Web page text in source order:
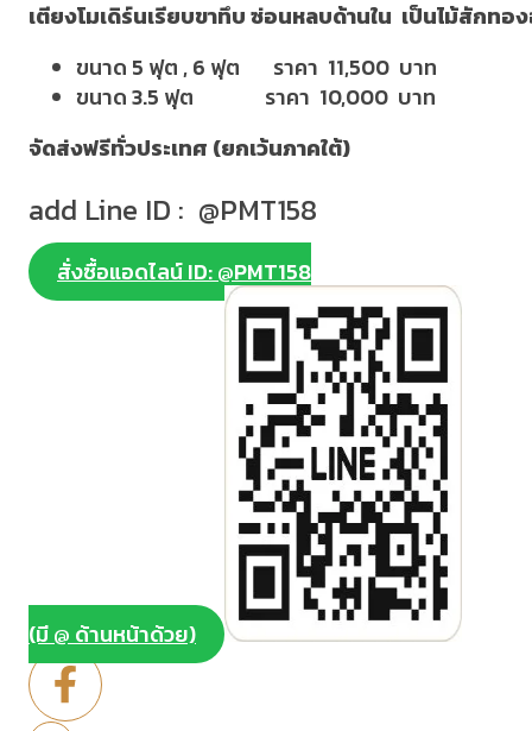
เตียงโมเดิร์นเรียบขาทึบ ซ่อนหลบด้านใน เป็นไม้สักทอ
ขนาด 5 ฟุต , 6 ฟุต ราคา 11,500 บาท
ขนาด 3.5 ฟุต ราคา 10,000 บาท
จัดส่งฟรีทั่วประเทศ (ยกเว้นภาคใต้)
add Line ID : @PMT158
สั่งซื้อแอดไลน์ ID: @PMT158
(มี @ ด้านหน้าด้วย)